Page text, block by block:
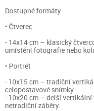
Dostupné formáty:
• Čtverec
- 14x14 cm – klasický
umístění fotografie nebo
• Portrét
- 10x15 cm – tradiční
celopostavové snímky.
- 10x20 cm – delší
netradiční záběry.